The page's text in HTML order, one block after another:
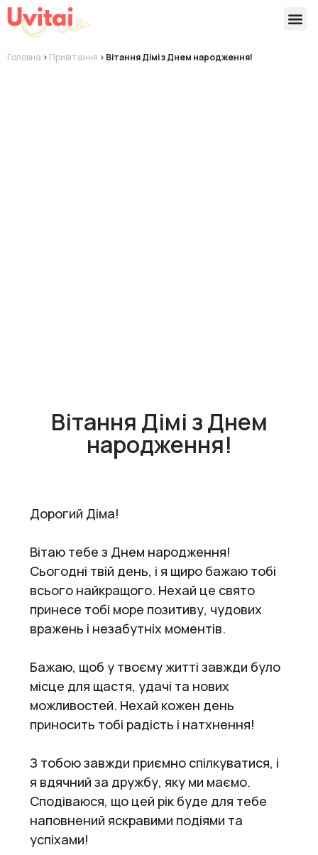
Головна > Привітання > Вітання Дімі з Днем народження!
Вітання Дімі з Днем
народження!
Дорогий Діма!
Вітаю тебе з Днем народження!
Сьогодні твій день, і я щиро бажаю тобі
всього найкращого. Нехай це свято
принесе тобі море позитиву, чудових
вражень і незабутніх моментів.
Бажаю, щоб у твоєму житті завжди було
місце для щастя, удачі та нових
можливостей. Нехай кожен день
приносить тобі радість і натхнення!
З тобою завжди приємно спілкуватися, і
я вдячний за дружбу, яку ми маємо.
Сподіваюся, що цей рік буде для тебе
наповнений яскравими подіями та
успіхами!